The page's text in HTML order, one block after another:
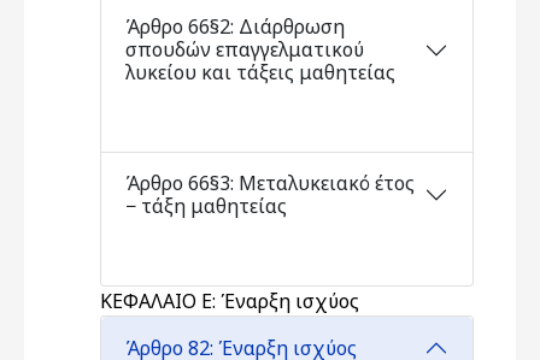
Άρθρο 66§2: Διάρθρωση
σπουδών επαγγελματικού
λυκείου και τάξεις μαθητείας
Άρθρο 66§3: Μεταλυκειακό έτος
− τάξη μαθητείας
ΚΕΦΑΛΑΙΟ Ε: Έναρξη ισχύος
Άρθρο 82: Έναρξη ισχύος